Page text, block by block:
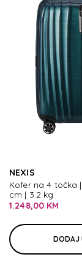
NEXIS
Kofer na 4 točka
cm | 3.2 kg
1.248,00 KM
DODAJ